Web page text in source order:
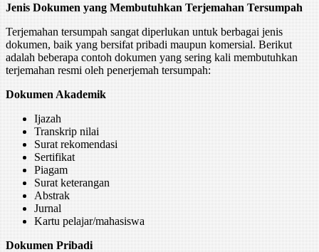
Jenis Dokumen yang Membutuhkan Terjemahan Tersumpah
Terjemahan tersumpah sangat diperlukan untuk berbagai jenis
dokumen, baik yang bersifat pribadi maupun komersial. Berikut
adalah beberapa contoh dokumen yang sering kali membutuhkan
terjemahan resmi oleh penerjemah tersumpah:
Dokumen Akademik
Ijazah
Transkrip nilai
Surat rekomendasi
Sertifikat
Piagam
Surat keterangan
Abstrak
Jurnal
Kartu pelajar/mahasiswa
Dokumen Pribadi